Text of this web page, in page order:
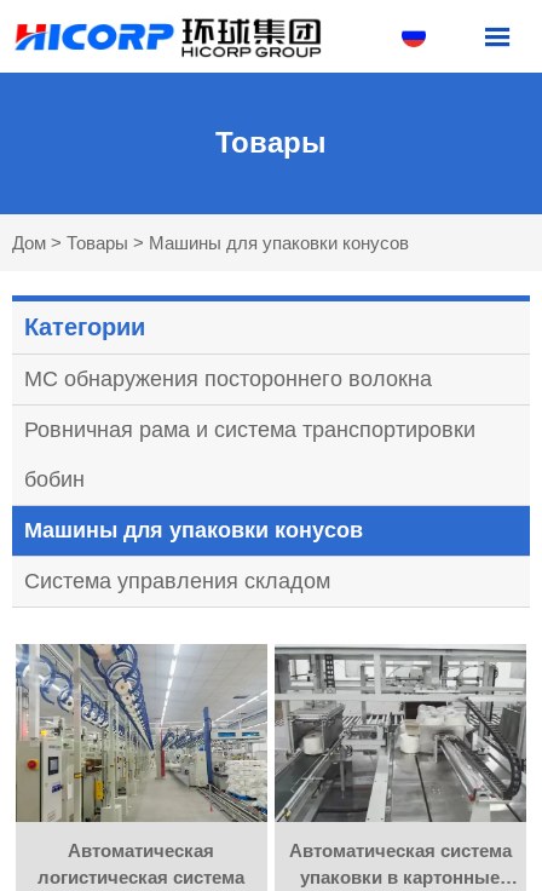

Товары
Дом > Товары > Машины для упаковки конусов
Категории
MC обнаружения постороннего волокна
Ровничная рама и система транспортировки
бобин
Машины для упаковки конусов
Система управления складом
Автоматическая
логистическая система
Автоматическая система
упаковки в картонные